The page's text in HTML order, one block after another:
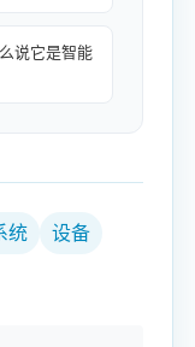
说它是智能
统
设备